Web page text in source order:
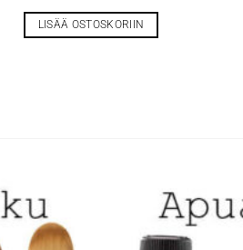
LISÄÄ OSTOSKORIIN